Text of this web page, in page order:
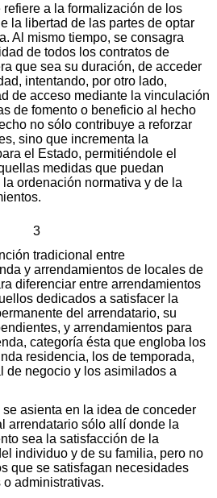
refiere a la formalización de los
la libertad de las partes de optar
Al mismo tiempo, se consagra
de todos los contratos de
que sea su duración, de acceder
intentando, por otro lado,
de acceso mediante la vinculación
de fomento o beneficio al hecho
no sólo contribuye a reforzar
sino que incrementa la
el Estado, permitiéndole el
medidas que puedan
ordenación normativa y de la
3
tradicional entre
y arrendamientos de locales de
diferenciar entre arrendamientos
dedicados a satisfacer la
del arrendatario, su
y arrendamientos para
categoría ésta que engloba los
residencia, los de temporada,
de negocio y los asimilados a
asienta en la idea de conceder
arrendatario sólo allí donde la
sea la satisfacción de la
individuo y de su familia, pero no
que se satisfagan necesidades
administrativas.